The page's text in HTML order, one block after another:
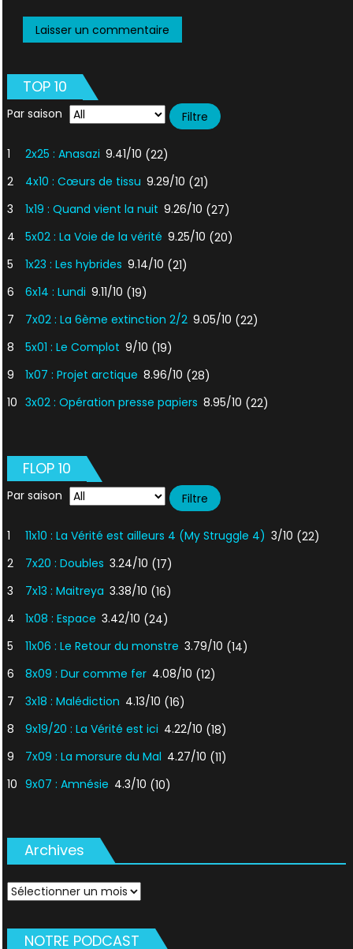
TOP 10
Par saison
1 2x25 : Anasazi 9.41/10 (22)
2
4x10 : Cœurs de tissu 9.29/10 (21)
3
1x19 : Quand vient la nuit 9.26/10 (27)
4
5x02 : La Voie de la vérité 9.25/10 (20)
5
1x23 : Les hybrides 9.14/10 (21)
6
6x14 : Lundi 9.11/10 (19)
7
7x02 : La 6ème extinction 2/2 9.05/10 (22)
8
5x01 : Le Complot 9/10 (19)
9
1x07 : Projet arctique 8.96/10 (28)
10 3x02 : Opération presse papiers 8.95/10 (22)
FLOP 10
Par saison
1 11x10 : La Vérité est ailleurs 4 (My Struggle 4) 3/10 (22)
2
7x20 : Doubles 3.24/10 (17)
3
7x13 : Maitreya 3.38/10 (16)
4
1x08 : Espace 3.42/10 (24)
5
11x06 : Le Retour du monstre 3.79/10 (14)
6
8x09 : Dur comme fer 4.08/10 (12)
7
3x18 : Malédiction 4.13/10 (16)
8
9x19/20 : La Vérité est ici 4.22/10 (18)
9
7x09 : La morsure du Mal 4.27/10 (11)
10 9x07 : Amnésie 4.3/10 (10)
Archives
Archives
NOTRE PODCAST